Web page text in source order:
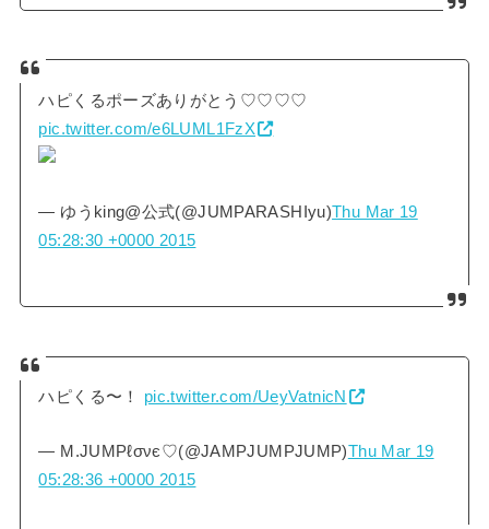
ハピくるポーズありがとう♡♡♡♡
pic.twitter.com/e6LUML1FzX
— ゆうking@公式(@JUMPARASHIyu)Thu Mar 19
05:28:30 +0000 2015
ハピくる〜！ pic.twitter.com/UeyVatnicN
— M.JUMPℓσνє♡(@JAMPJUMPJUMP)Thu Mar 19
05:28:36 +0000 2015